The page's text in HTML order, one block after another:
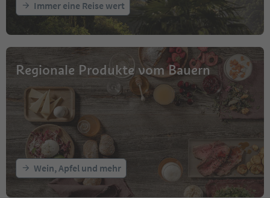
Immer eine Reise wert
Regionale Produkte vom Bauern
Wein, Apfel und mehr